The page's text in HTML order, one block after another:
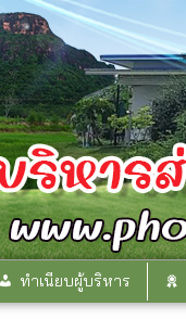
ทำเนียบผู้บริหาร